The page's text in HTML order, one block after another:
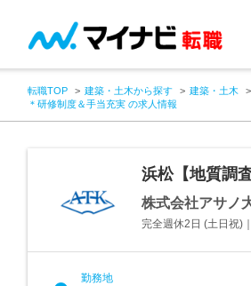
転職TOP 建築・土木から探す
建築・土木
＊研修制度＆手当充実 の求人情報
浜松【地質調
株式会社アサノ
完全週休2日 (土日祝)
勤務地